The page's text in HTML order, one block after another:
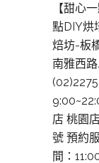
【甜心
點DIY烘
焙坊-板
南雅西
店 桃園
號 預約
間：